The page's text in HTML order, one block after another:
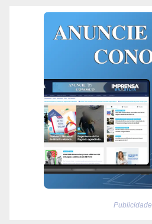
Publicidade